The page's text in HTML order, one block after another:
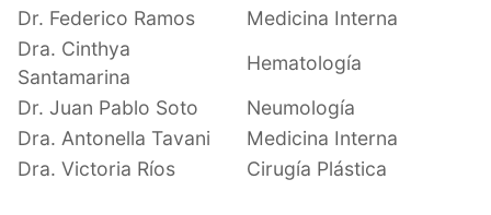
Dr. Federico Ramos
Medicina Interna
Dra. Cinthya
Santamarina
Hematología
Dr. Juan Pablo Soto
Neumología
Dra. Antonella Tavani
Medicina Interna
Dra. Victoria Ríos
Cirugía Plástica